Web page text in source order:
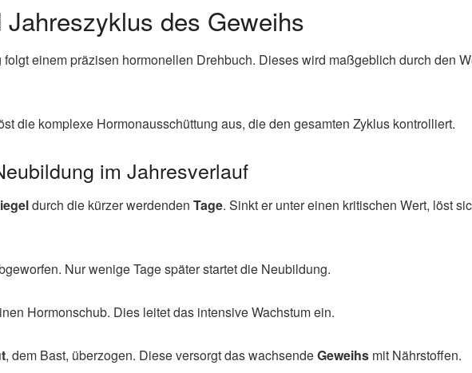
des Geweihs
einem präzisen hormonellen Drehbuch. Dieses wird maßgeblich durch den
die komplexe Hormonausschüttung aus, die den gesamten Zyklus kontrolliert.
im Jahresverlauf
durch die kürzer werdenden Tage. Sinkt er unter einen kritischen Wert, löst
Nur wenige Tage später startet die Neubildung.
Hormonschub. Dies leitet das intensive Wachstum ein.
, dem Bast, überzogen. Diese versorgt das wachsendeGeweihs mit Nährstoffen.